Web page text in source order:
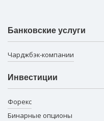
Банковские услуги
Чарджбэк-компании
Инвестиции
Форекс
Бинарные опционы